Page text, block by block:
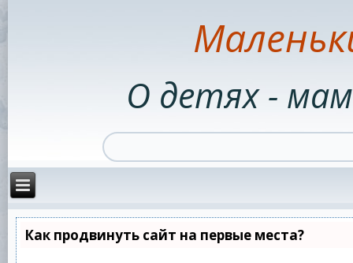
О детях -
Как продвинуть сайт на первые места?